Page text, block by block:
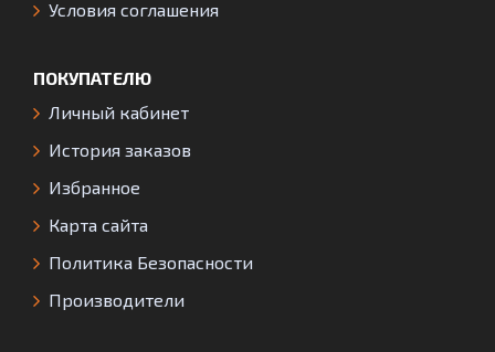
Условия соглашения
ПОКУПАТЕЛЮ
Личный кабинет
История заказов
Избранное
Карта сайта
Политика Безопасности
Производители